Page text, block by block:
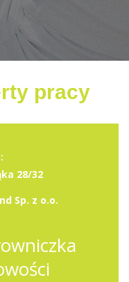
pracy
28/32
Sp. z o.o.